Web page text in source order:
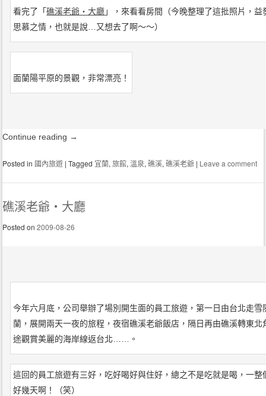
看完了「礁溪老爺‧大廳」，來看看房間（今晚整理了這批照片，益
思慕之情，也就是說…又想去了啊～～）
面蘭陽平原的景觀，非常漂亮！
Continue reading →
Posted in 國內旅遊 |Tagged 宜蘭,旅館,溫泉,礁溪,礁溪老爺 | Leave a comment
礁溪老爺‧大廳
Posted on2009-08-26
今年六月底，公司舉辦了場別開生面的員工旅遊，第一日由台北走雪
蘭，展開兩天一夜的旅程，夜宿礁溪老爺飯店，隔日再由礁溪轉東北
途觀賞美麗的海岸線返台北……。
這回的員工旅遊有三好，吃好喝好與住好，總之不是吃就是喝，一整
好幾天啊！（笑）